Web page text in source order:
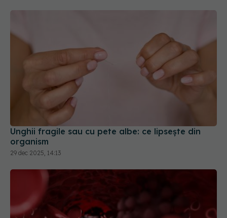
Unghii fragile sau cu pete albe: ce lipsește din
organism
29 dec 2025, 14:13